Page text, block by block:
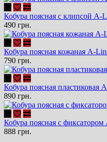
Кобура поясная с клипсой A-
490 грн.
Кобура поясная кожаная A-
790 грн.
Кобура поясная
890 грн.
Кобура поясная с
888 грн.